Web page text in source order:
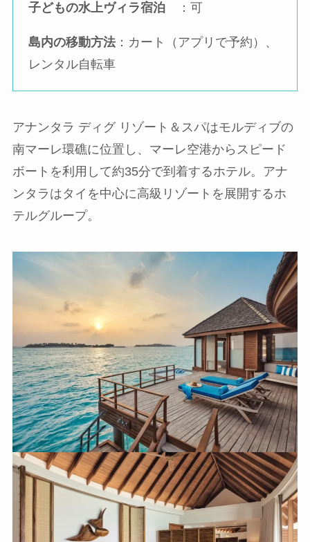
子どもの水上ヴィラ宿泊 ：可
島内の移動方法：カート（アプリで予約）、
レンタル自転車
アナンタラ ディグ リゾート＆スパはモルディブの
南マーレ環礁に位置し、マーレ空港からスピード
ボートを利用して約35分で到着するホテル。アナ
ンタラはタイを中心に高級リゾートを展開するホ
テルグループ。